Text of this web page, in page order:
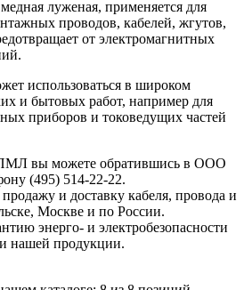
луженая, применяется для
проводов, кабелей, жгутов,
от электромагнитных
использоваться в широком
и бытовых работ, например для
приборов и токоведущих частей
вы можете обратившись в ООО
(495) 514-22-22.
и доставку кабеля, провода и
Москве и по России.
энерго- и электробезопасности
нашей продукции.